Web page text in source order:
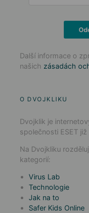
Další informace o
našich zásadách
O DVOJKLIKU
Dvojklik je
společnosti ESET
Na Dvojkliku
kategorií:
Virus Lab
Technologie
Jak na to
Safer Kids Online